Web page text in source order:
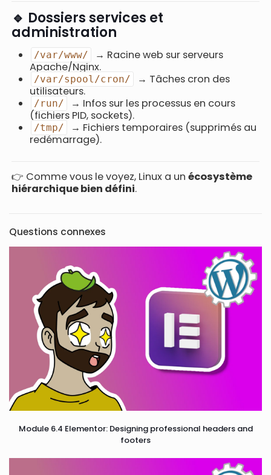
🔹 Dossiers services et
administration
/var/www/
→ Racine web sur serveurs
Apache/Nginx.
/var/spool/cron/
→ Tâches cron des
utilisateurs.
/run/
→ Infos sur les processus en cours
(fichiers PID, sockets).
/tmp/
→ Fichiers temporaires (supprimés au
redémarrage).
👉 Comme vous le voyez, Linux a unécosystème
hiérarchique bien défini.
Questions connexes
Module 6.4 Elementor: Designing professional headers and
footers